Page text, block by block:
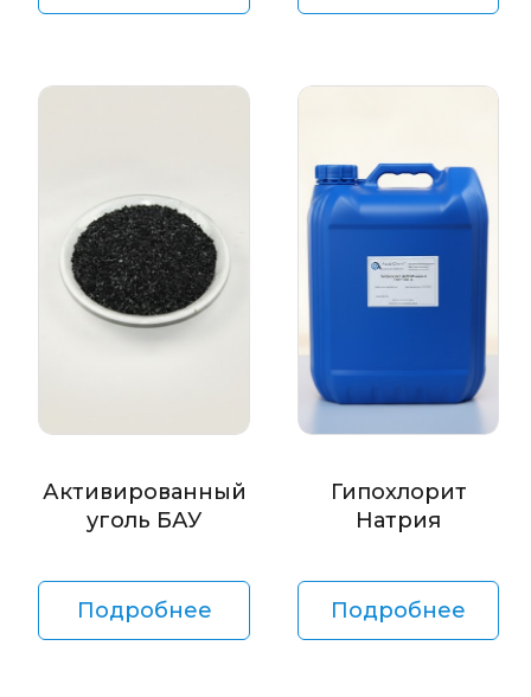
Активированный
уголь БАУ
Подробнее
Гипохлорит
Натрия
Подробнее